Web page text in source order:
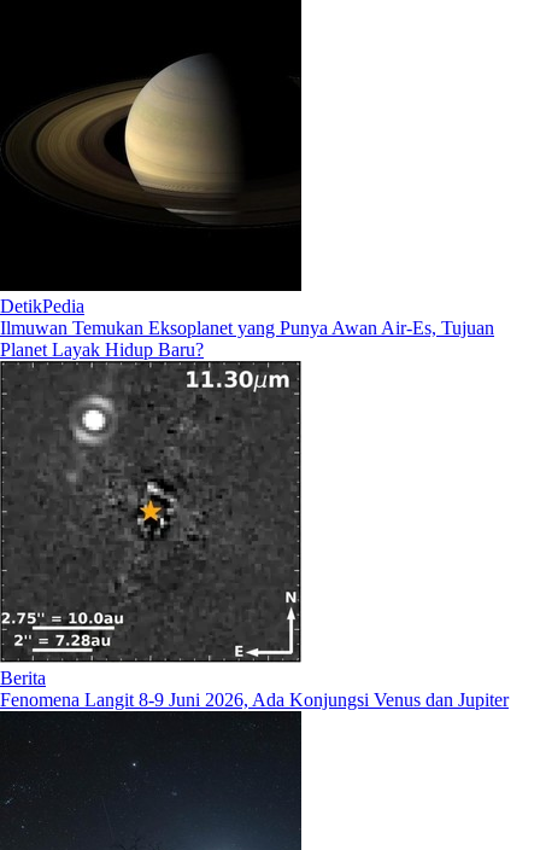
DetikPedia
Ilmuwan Temukan Eksoplanet yang Punya Awan Air-Es, Tujuan
Planet Layak Hidup Baru?
Berita
Fenomena Langit 8-9 Juni 2026, Ada Konjungsi Venus dan Jupiter